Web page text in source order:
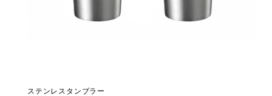
ステンレスタンブラー